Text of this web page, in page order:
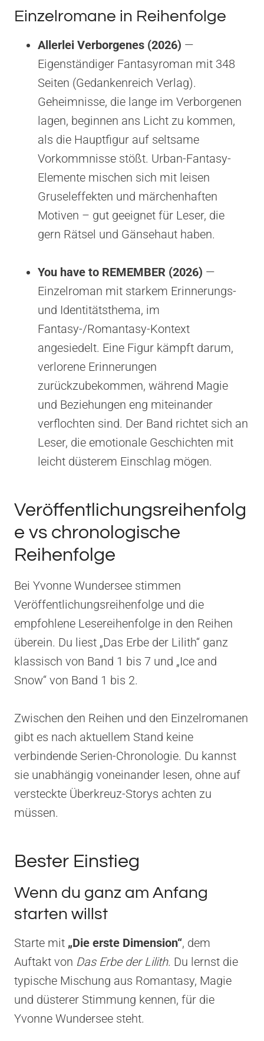
Einzelromane in Reihenfolge
Allerlei Verborgenes (2026) —
Eigenständiger Fantasyroman mit 348
Seiten (Gedankenreich Verlag).
Geheimnisse, die lange im Verborgenen
lagen, beginnen ans Licht zu kommen,
als die Hauptfigur auf seltsame
Vorkommnisse stößt. Urban-Fantasy-
Elemente mischen sich mit leisen
Gruseleffekten und märchenhaften
Motiven – gut geeignet für Leser, die
gern Rätsel und Gänsehaut haben.
You have to REMEMBER (2026) —
Einzelroman mit starkem Erinnerungs-
und Identitätsthema, im
Fantasy-/Romantasy-Kontext
angesiedelt. Eine Figur kämpft darum,
verlorene Erinnerungen
zurückzubekommen, während Magie
und Beziehungen eng miteinander
verflochten sind. Der Band richtet sich an
Leser, die emotionale Geschichten mit
leicht düsterem Einschlag mögen.
Veröffentlichungsreihenfolg
e vs chronologische
Reihenfolge
Bei Yvonne Wundersee stimmen
Veröffentlichungsreihenfolge und die
empfohlene Lesereihenfolge in den Reihen
überein. Du liest „Das Erbe der Lilith“ ganz
klassisch von Band 1 bis 7 und „Ice and
Snow“ von Band 1 bis 2.
Zwischen den Reihen und den Einzelromanen
gibt es nach aktuellem Stand keine
verbindende Serien-Chronologie. Du kannst
sie unabhängig voneinander lesen, ohne auf
versteckte Überkreuz-Storys achten zu
müssen.
Bester Einstieg
Wenn du ganz am Anfang
starten willst
Starte mit „Die erste Dimension“, dem
Auftakt von Das Erbe der Lilith. Du lernst die
typische Mischung aus Romantasy, Magie
und düsterer Stimmung kennen, für die
Yvonne Wundersee steht.